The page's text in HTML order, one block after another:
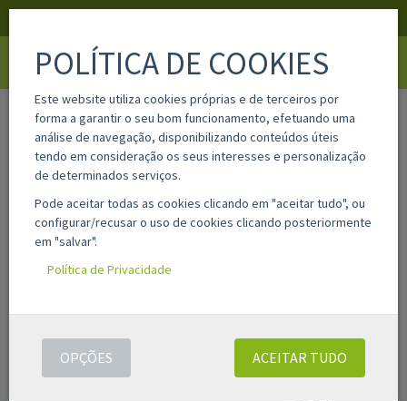
home drc542mg
POLÍTICA DE COOKIES
Este website utiliza cookies próprias e de terceiros por
forma a garantir o seu bom funcionamento, efetuando uma
análise de navegação, disponibilizando conteúdos úteis
tendo em consideração os seus interesses e personalização
de determinados serviços.
Pode aceitar todas as cookies clicando em "aceitar tudo", ou
configurar/recusar o uso de cookies clicando posteriormente
em "salvar".
Política de Privacidade
ACEITAR TUDO
OPÇÕES